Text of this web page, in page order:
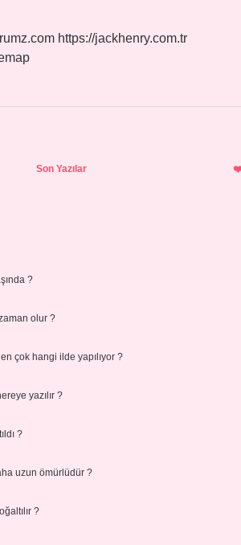
https://jackhenry.com.tr
Son Yazılar
?
olur ?
çok hangi ilde yapılıyor ?
yazılır ?
?
uzun ömürlüdür ?
?